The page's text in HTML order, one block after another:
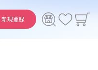
新規登録